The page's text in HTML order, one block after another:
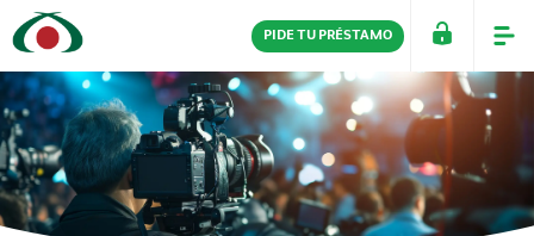
PIDE TU PRÉSTAMO
PERSONAS EMPRESAS